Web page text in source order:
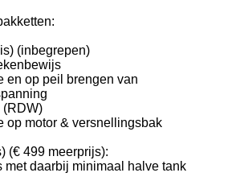
(inbegrepen)
en op peil brengen van
(RDW)
op motor & versnellingsbak
(€ 499 meerprijs):
met daarbij minimaal halve tank